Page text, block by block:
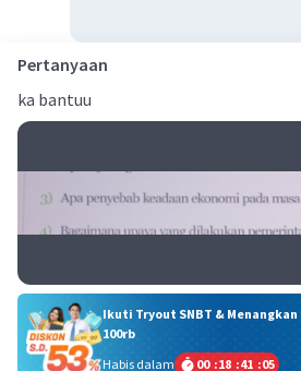
Pertanyaan
ka bantuu
Ikuti Tryout SNBT & Menangkan
100rb
Habis dalam
00 :18 :41 :05